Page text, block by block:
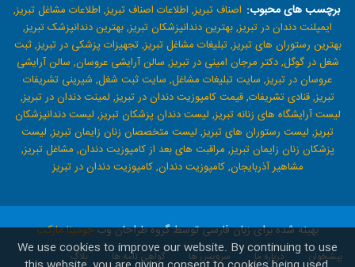
برچسب های محبوب: اصناف تبریز, اطلاعات اصناف تبریز, اطلاعات مشاغل تبریز,
ایمپلنت دندان در تبریز,بهترین دندانپزشکان تبریز,بهترین دندانپزشک تبریز,
بهترین رستوران های تبریز, تبلیغات مشاغل تبریز, تجهیزات پزشکی در تبریز, ثبت
شغل در گوگل, دکتر مرجان امینی در تبریز, سالن آرایشی عروسان, سالن آرایشی
عروسان در تبریز, سایت تبلیغات مشاغل, سایت ثبت شغل, شیرینی تشریفات
تبریز,قنادی تشریفات,قیمت کامپوزیت دندان در تبریز, لمینت دندان در تبریز,
لیست آرایشگاه های زنانه تبریز, لیست دندان پزشکان تبریز, لیست دندانپزشکان
تبریز, لیست رستوران های تبریز, لیست متخصصان زنان زایمان تبریز, لیست
پزشکان زنان زایمان تبریز, مراقبت های بعد از کامپوزیت دندان, مشاغل تبریز,
مشاهیر آذربایجان, کامپوزیت دندان, کامپوزیت دندان در تبریز
بهینه شده برای زبان فارسی توسط گروه طراحان وبجومینا مارکت
پیشخوان درباره ما سرویس ها گواهی نامه ها بلاگ
We use cookies to improve our website. By continuing to use